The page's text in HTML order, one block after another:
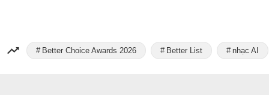
Better Choice Awards 2026 Better List nhạc AI